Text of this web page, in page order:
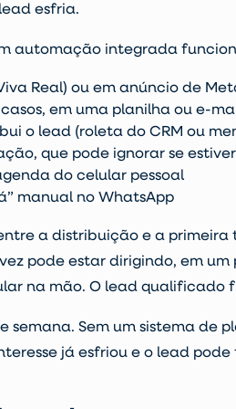
esfria.
automação integrada
Real) ou em anúncio de
em uma planilha ou e-
o lead (roleta do CRM ou
que pode ignorar se
do celular pessoal
manual no WhatsApp
a distribuição e a
pode estar dirigindo, em
na mão. O lead
semana. Sem um sistema de
já esfriou e o lead